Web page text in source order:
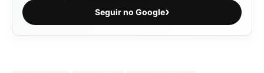
Seguir no Google›